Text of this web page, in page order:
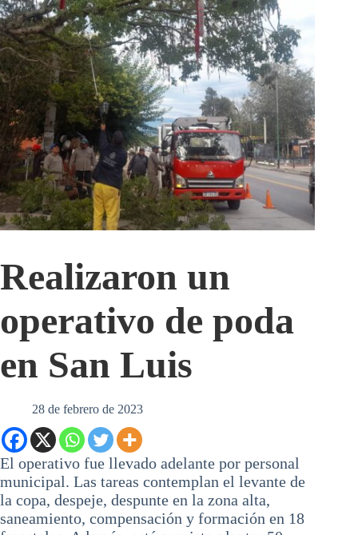
Realizaron un
operativo de poda
en San Luis
28 de febrero de 2023
El operativo fue llevado adelante por personal
municipal. Las tareas contemplan el levante de
la copa, despeje, despunte en la zona alta,
saneamiento, compensación y formación en 18